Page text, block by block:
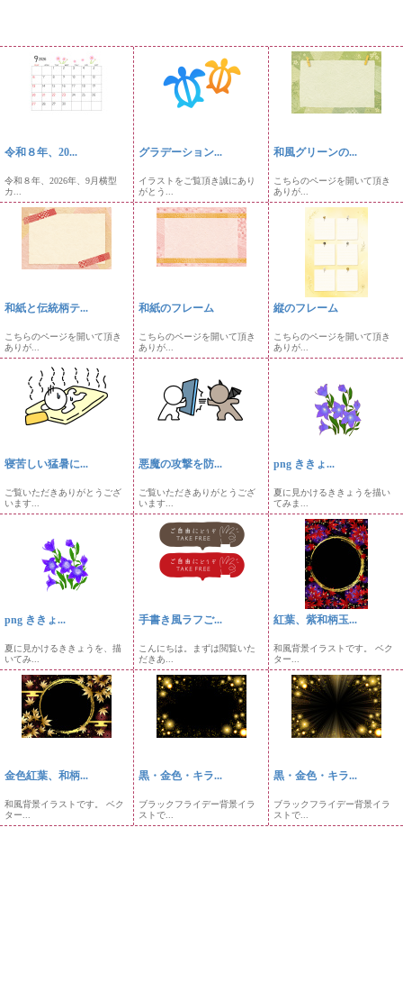
令和８年、20...
令和８年、2026年、9月横型
カ...
グラデーション...
イラストをご覧頂き誠にあり
がとう...
和風グリーンの...
こちらのページを開いて頂き
ありが...
和紙と伝統柄テ...
こちらのページを開いて頂き
ありが...
和紙のフレーム
こちらのページを開いて頂き
ありが...
縦のフレーム
こちらのページを開いて頂き
ありが...
寝苦しい猛暑に...
ご覧いただきありがとうござ
います...
悪魔の攻撃を防...
ご覧いただきありがとうござ
います...
png ききょ...
夏に見かけるききょうを描い
てみま...
png ききょ...
夏に見かけるききょうを、描
いてみ...
手書き風ラフご...
こんにちは。まずは閲覧いた
だきあ...
紅葉、紫和柄玉...
和風背景イラストです。 ベク
ター...
金色紅葉、和柄...
和風背景イラストです。 ベク
ター...
黒・金色・キラ...
ブラックフライデー背景イラ
ストで...
黒・金色・キラ...
ブラックフライデー背景イラ
ストで...